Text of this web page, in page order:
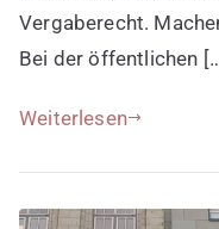
Vergaberecht.
Bei der öffentlichen
Weiterlesen